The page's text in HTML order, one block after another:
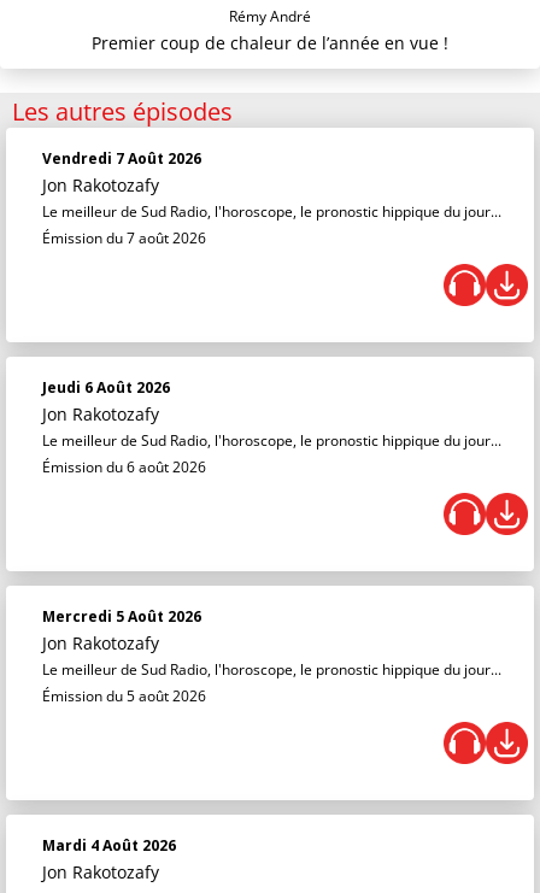
Rémy André
Premier coup de chaleur de l’année en vue !
Les autres épisodes
Vendredi 7 Août 2026
Jon Rakotozafy
Le meilleur de Sud Radio, l'horoscope, le pronostic hippique du jour...
Émission du 7 août 2026
Jeudi 6 Août 2026
Jon Rakotozafy
Le meilleur de Sud Radio, l'horoscope, le pronostic hippique du jour...
Émission du 6 août 2026
Mercredi 5 Août 2026
Jon Rakotozafy
Le meilleur de Sud Radio, l'horoscope, le pronostic hippique du jour...
Émission du 5 août 2026
Mardi 4 Août 2026
Jon Rakotozafy